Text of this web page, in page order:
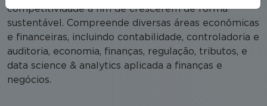
competitividade a fim de crescerem de forma
sustentável. Compreende diversas áreas econômicas
e financeiras, incluindo contabilidade, controladoria e
auditoria, economia, finanças, regulação, tributos, e
data science & analytics aplicada a finanças e
negócios.